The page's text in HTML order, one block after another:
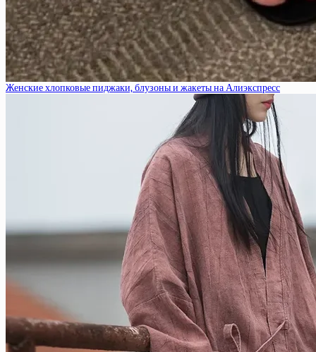
Женские хлопковые пиджаки, блузоны и жакеты на Алиэкспресс